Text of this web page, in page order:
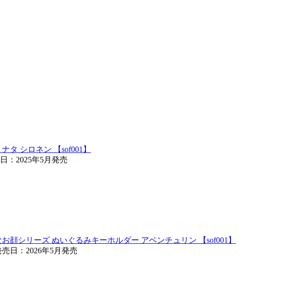
タ シロネン 【sof001】
：2025年5月発売
顔シリーズ ぬいぐるみキーホルダー アベンチュリン 【sof001】
売日：2026年5月発売